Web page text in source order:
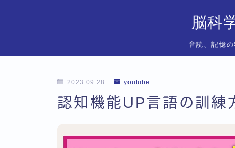
脳科
音読、記憶
2023.09.28 youtube
認知機能UP言語の訓練